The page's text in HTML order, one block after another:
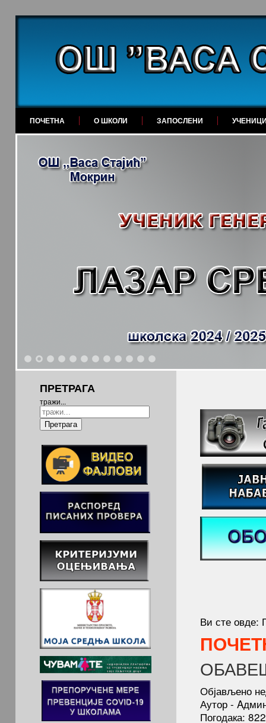
ПОЧЕТНА О ШКОЛИ ЗАПОСЛЕНИ
ПРЕТРАГА
тражи...
Претрага
Ви сте овде:
Објављено
Аутор -
Погодака: 822